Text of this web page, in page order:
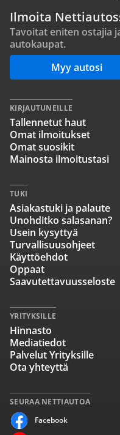
Ilmoita
Tavoitat eniten ostajia
autokaupat.
Myy autosi
SEURAA NETTIAUTOA
Facebook
KIRJAUTUNEILLE
Tallennetut haut
Omat ilmoitukset
Omat suosikit
Mainosta ilmoitustasi
TUKI
Asiakastuki ja palaute
Unohditko salasanan?
Usein kysyttyä
Turvallisuusohjeet
Käyttöehdot
Oppaat
Saavutettavuusseloste
YRITYKSILLE
Hinnasto
Mediatiedot
Palvelut Yrityksille
Ota yhteyttä